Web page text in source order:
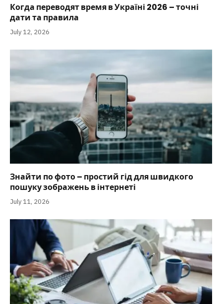
Когда переводят время в Україні 2026 – точні
дати та правила
July 12, 2026
Знайти по фото – простий гід для швидкого
пошуку зображень в інтернеті
July 11, 2026